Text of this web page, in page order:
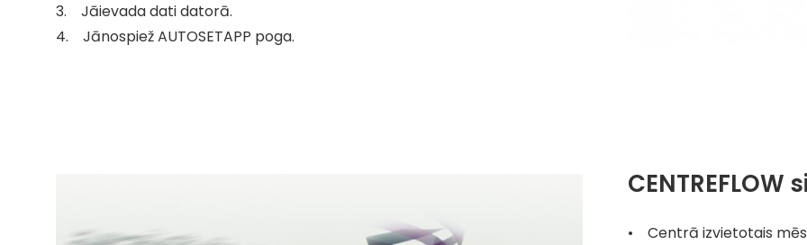
3. Jāievada dati datorā.
4. Jānospiež AUTOSETAPP poga.
CENTREFLOW
• Centrā izvietotais